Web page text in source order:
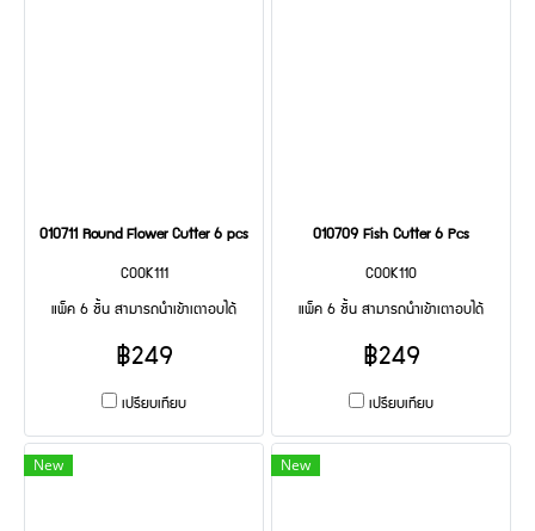
010711 Round Flower Cutter 6 pcs
COOK111
แพ็ค 6 ชิ้น สามารถนำเข้าเตาอบได้
฿249
เปรียบเทียบ
010709 Fish Cutter 6 Pcs
COOK110
แพ็ค 6 ชิ้น สามารถนำเข้าเตาอบได้
฿249
เปรียบเทียบ
New New